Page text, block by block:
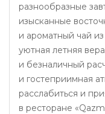
разнообразные
изысканные
и ароматный чай
уютная летняя
и безналичный
и гостеприимная
расслабиться и
в ресторане